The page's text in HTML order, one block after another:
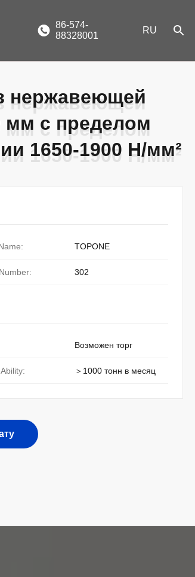
86-574-
88328001
RU
нержавеющей
мм с пределом
1650-1900 Н/мм²
нержавеющей
мм с пределом
1650-1900 Н/мм²
TOPONE
302
Возможен торг
＞1000 тонн в месяц